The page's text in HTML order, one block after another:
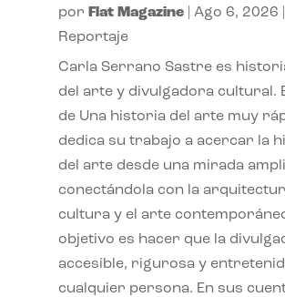
por Flat Magazine| Ago 6, 2026
Reportaje
Carla Serrano Sastre es
del arte y divulgadora cultural.
de Una historia del arte muy
dedica su trabajo a acercar la
del arte desde una mirada
conectándola con la
cultura y el arte
objetivo es hacer que la
accesible, rigurosa y
cualquier persona. En sus